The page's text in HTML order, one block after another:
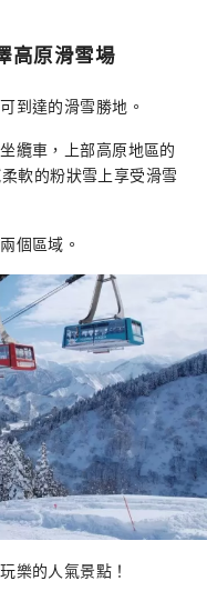
找到的特殊體驗，
近年來我們引進了
“Sunrise
讓初次來雪山的客
需要，我們提出了
季開始，它將發展
度假村，名為 The
Maruyama。
和豐富的自然環境
都能發現新的石內
高原滑雪場
到達的滑雪勝地。
纜車，上部高原地區的
軟的粉狀雪上享受滑雪
個區域。
樂的人氣景點！